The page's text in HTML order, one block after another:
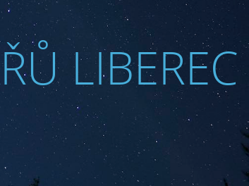
LIBEREC